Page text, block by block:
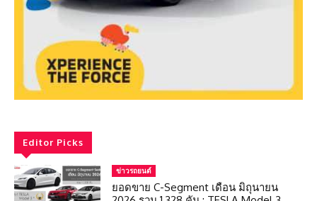
Editor Picks
ข่าวรถยนต์
ยอดขาย C-Segment เดือน มิถุนายน